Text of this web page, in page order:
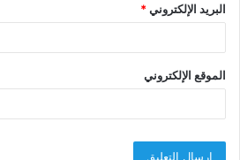
البريد الإلكتروني*
الموقع الإلكتروني